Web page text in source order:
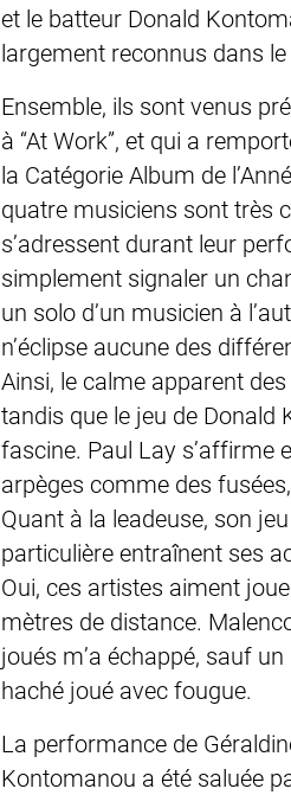
et le batteur Donald
largement reconnus dans
Ensemble, ils sont venus
à “At Work”, et qui a
la Catégorie Album de
quatre musiciens sont très
s’adressent durant leur
simplement signaler un
un solo d’un musicien à
n’éclipse aucune des
Ainsi, le calme apparent
tandis que le jeu de Donald
fascine. Paul Lay s’affirme
arpèges comme des
Quant à la leadeuse, son
particulière entraînent ses
Oui, ces artistes aiment
mètres de distance.
joués m’a échappé, sauf
haché joué avec fougue.
La performance de
Kontomanou a été saluée